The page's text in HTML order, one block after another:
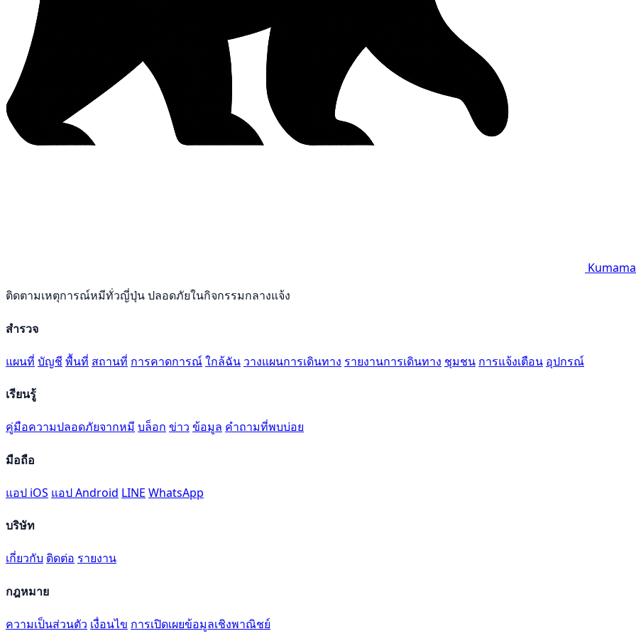
ติดตามเหตุการณ์หมีทั่วญี่ปุ่น ปลอดภัยในกิจกรรมกลางแจ้ง
สำรวจ
แผนที่ บัญชี พื้นที่ สถานที่ การคาดการณ์ใกล้ฉัน วางแผนการเดินทาง รายงานการเดินทาง ชุมชน การแจ้งเตือน อุปกรณ์
เรียนรู้
คู่มือความปลอดภัยจากหมี บล็อก ข่าว ข้อมูล คำถามที่พบบ่อย
มือถือ
แอป iOS แอป Android LINE WhatsApp
บริษัท
เกี่ยวกับ ติดต่อ รายงาน
กฎหมาย
ความเป็นส่วนตัว เงื่อนไข การเปิดเผยข้อมูลเชิงพาณิชย์